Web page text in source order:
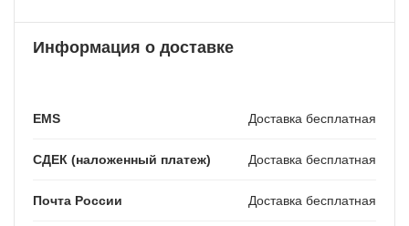
Информация о доставке
EMS Доставка бесплатная
СДЕК (наложенный платеж) Доставка бесплатная
Почта России Доставка бесплатная